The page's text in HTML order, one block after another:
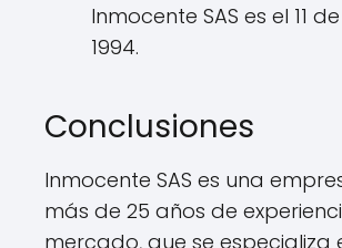
Inmocente SAS es el 11
1994.
Conclusiones
Inmocente SAS es una
más de 25 años de
mercado, que se especializa